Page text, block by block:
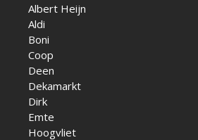
Albert Heijn
Aldi
Boni
Coop
Deen
Dekamarkt
Dirk
Emte
Hoogvliet